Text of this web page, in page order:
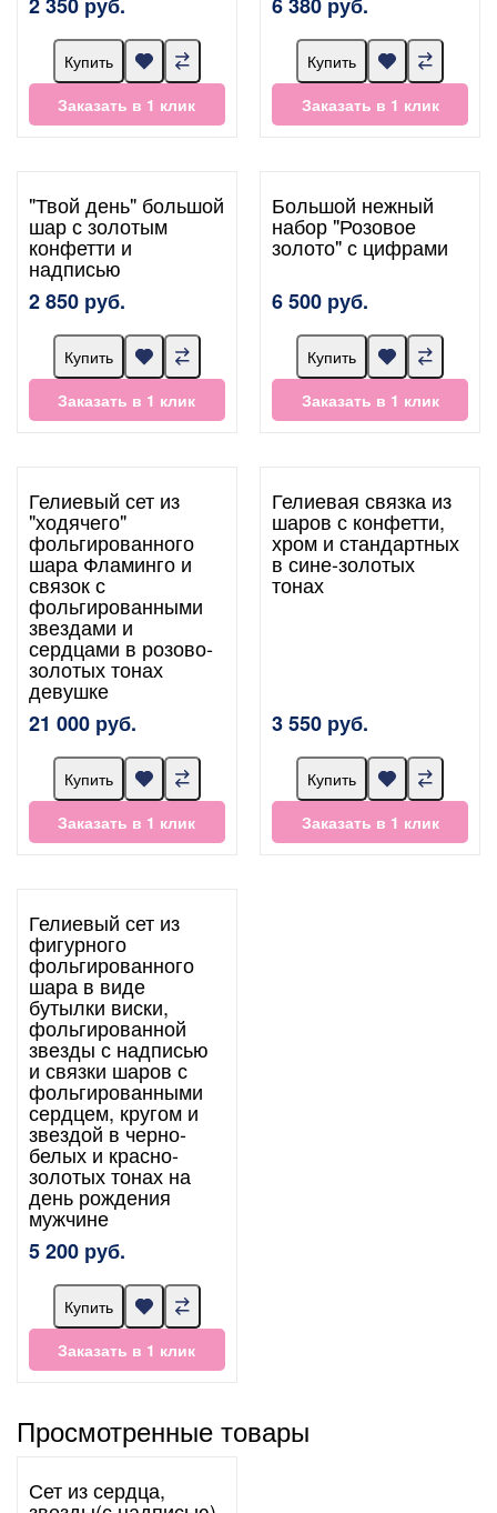
2 350 руб.
Купить
Заказать в 1 клик
6 380 руб.
Купить
Заказать в 1 клик
"Твой день" большой
шар с золотым
конфетти и
надписью
2 850 руб.
Купить
Заказать в 1 клик
Большой нежный
набор "Розовое
золото" с цифрами
6 500 руб.
Купить
Заказать в 1 клик
Гелиевый сет из
"ходячего"
фольгированного
шара Фламинго и
связок с
фольгированными
звездами и
сердцами в розово-
золотых тонах
девушке
21 000 руб.
Купить
Заказать в 1 клик
Гелиевая связка из
шаров с конфетти,
хром и стандартных
в сине-золотых
тонах
3 550 руб.
Купить
Заказать в 1 клик
Гелиевый сет из
фигурного
фольгированного
шара в виде
бутылки виски,
фольгированной
звезды с надписью
и связки шаров с
фольгированными
сердцем, кругом и
звездой в черно-
белых и красно-
золотых тонах на
день рождения
мужчине
5 200 руб.
Купить
Заказать в 1 клик
Просмотренные товары
Сет из сердца,